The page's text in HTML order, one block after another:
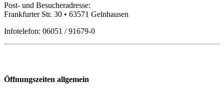
Post- und Besucheradresse:
Frankfurter Str. 30 • 63571 Gelnhausen
Infotelefon: 06051 / 91679-0
Öffnungszeiten allgemein